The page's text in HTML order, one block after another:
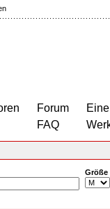
Forum
FAQ
Größe